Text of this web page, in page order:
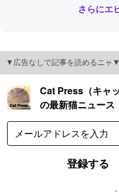
▼広告なしで記事を読めるニャ▼